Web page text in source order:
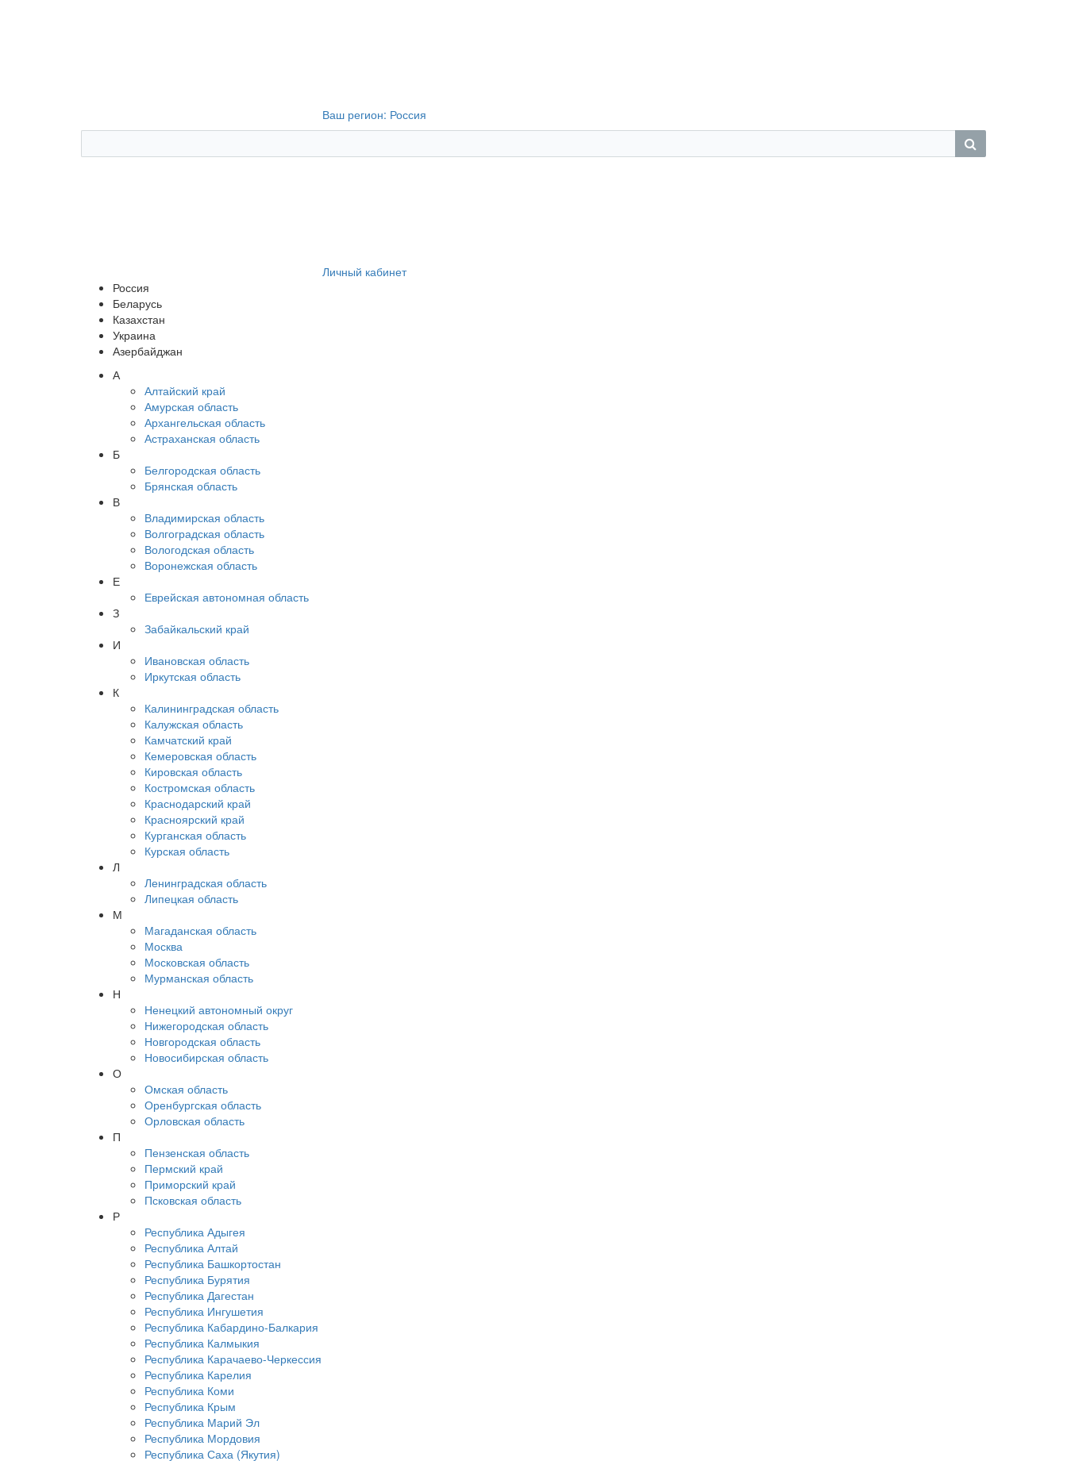
Ваш регион: Россия
Личный кабинет
Россия
Беларусь
Казахстан
Украина
Азербайджан
А
Алтайский край
Амурская область
Архангельская область
Астраханская область
Б
Белгородская область
Брянская область
В
Владимирская область
Волгоградская область
Вологодская область
Воронежская область
Е
Еврейская автономная область
З
Забайкальский край
И
Ивановская область
Иркутская область
К
Калининградская область
Калужская область
Камчатский край
Кемеровская область
Кировская область
Костромская область
Краснодарский край
Красноярский край
Курганская область
Курская область
Л
Ленинградская область
Липецкая область
М
Магаданская область
Москва
Московская область
Мурманская область
Н
Ненецкий автономный округ
Нижегородская область
Новгородская область
Новосибирская область
О
Омская область
Оренбургская область
Орловская область
П
Пензенская область
Пермский край
Приморский край
Псковская область
Р
Республика Адыгея
Республика Алтай
Республика Башкортостан
Республика Бурятия
Республика Дагестан
Республика Ингушетия
Республика Кабардино-Балкария
Республика Калмыкия
Республика Карачаево-Черкессия
Республика Карелия
Республика Коми
Республика Крым
Республика Марий Эл
Республика Мордовия
Республика Саха (Якутия)